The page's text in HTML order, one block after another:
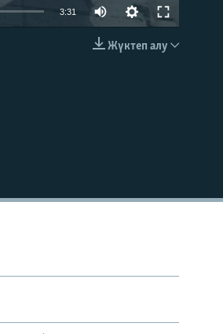
EMBED
3:31
Жүктеп алу